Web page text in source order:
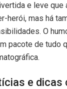
e leve que
herói, mas há
O
pacote de tudo
e dicas